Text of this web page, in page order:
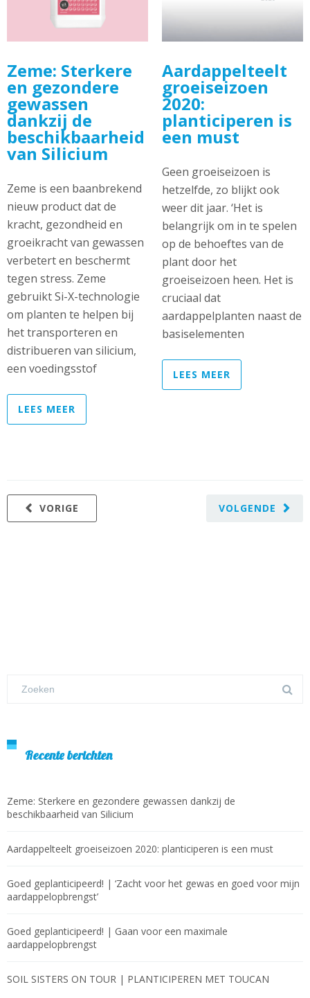
Zeme: Sterkere
en gezondere
gewassen
dankzij de
beschikbaarheid
van Silicium
Zeme is een baanbrekend
nieuw product dat de
kracht, gezondheid en
groeikracht van gewassen
verbetert en beschermt
tegen stress. Zeme
gebruikt Si-X-technologie
om planten te helpen bij
het transporteren en
distribueren van silicium,
een voedingsstof
LEES MEER
Aardappelteelt
groeiseizoen
2020:
planticiperen is
een must
Geen groeiseizoen is
hetzelfde, zo blijkt ook
weer dit jaar. ‘Het is
belangrijk om in te spelen
op de behoeftes van de
plant door het
groeiseizoen heen. Het is
cruciaal dat
aardappelplanten naast de
basiselementen
LEES MEER
VOLGENDE
VORIGE
Recente berichten
Zeme: Sterkere en gezondere gewassen dankzij de
beschikbaarheid van Silicium
Aardappelteelt groeiseizoen 2020: planticiperen is een must
Goed geplanticipeerd! | ‘Zacht voor het gewas en goed voor mijn
aardappel­opbrengst’
Goed geplanticipeerd! | Gaan voor een maximale
aardappelopbrengst
SOIL SISTERS ON TOUR | PLANTICIPEREN MET TOUCAN